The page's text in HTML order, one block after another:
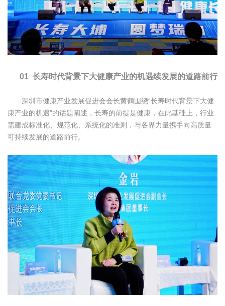
01 长寿时代背景下大健康产业的机遇续发展的道路前行
深圳市健康产业发展促进会会长黄鹤围绕“长寿时代背景下大健
康产业的机遇”的话题阐述，长寿的前提是健康，在此基础上，行业
需建成标准化、规范化、系统化的准则，与各界力量携手向高质量
可持续发展的道路前行。